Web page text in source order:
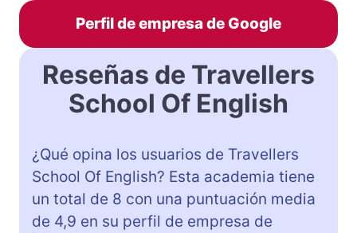
Perfil de empresa de Google
Reseñas de Travellers
School Of English
¿Qué opina los usuarios de Travellers
School Of English? Esta academia tiene
un total de 8 con una puntuación media
de 4,9 en su perfil de empresa de